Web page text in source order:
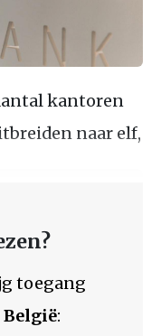
kantoren
naar elf,
toegang
: